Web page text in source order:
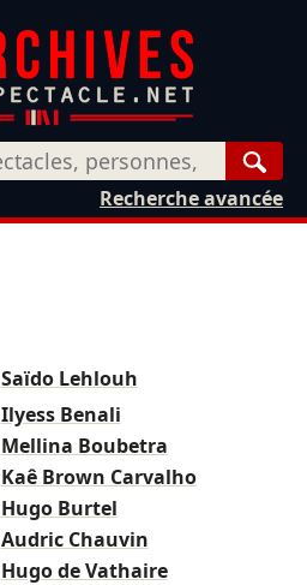
Recherche avancée
Saïdo Lehlouh
Ilyess Benali
Mellina Boubetra
Kaê Brown Carvalho
Hugo Burtel
Audric Chauvin
Hugo de Vathaire